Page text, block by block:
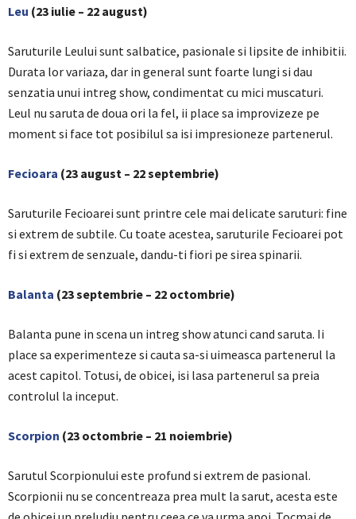
Leu (23 iulie – 22 august)
Saruturile Leului sunt salbatice, pasionale si lipsite de inhibitii.
Durata lor variaza, dar in general sunt foarte lungi si dau
senzatia unui intreg show, condimentat cu mici muscaturi.
Leul nu saruta de doua ori la fel, ii place sa improvizeze pe
moment si face tot posibilul sa isi impresioneze partenerul.
Fecioara (23 august – 22 septembrie)
Saruturile Fecioarei sunt printre cele mai delicate saruturi: fine
si extrem de subtile. Cu toate acestea, saruturile Fecioarei pot
fi si extrem de senzuale, dandu-ti fiori pe sirea spinarii.
Balanta (23 septembrie – 22 octombrie)
Balanta pune in scena un intreg show atunci cand saruta. Ii
place sa experimenteze si cauta sa-si uimeasca partenerul la
acest capitol. Totusi, de obicei, isi lasa partenerul sa preia
controlul la inceput.
Scorpion (23 octombrie – 21 noiembrie)
Sarutul Scorpionului este profund si extrem de pasional.
Scorpionii nu se concentreaza prea mult la sarut, acesta este